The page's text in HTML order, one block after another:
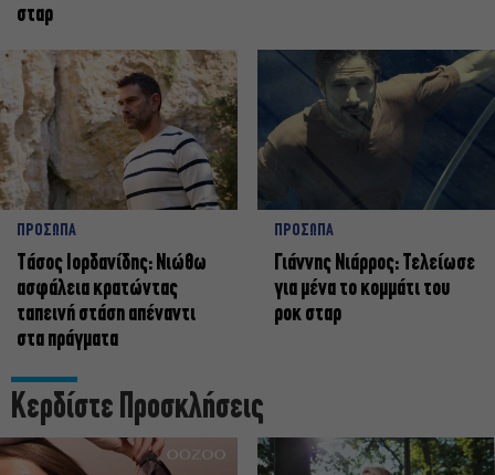
σταρ
ΠΡΟΣΩΠΑ
Tάσος Ιορδανίδης: Νιώθω
ασφάλεια κρατώντας
ταπεινή στάση απέναντι
στα πράγματα
ΠΡΟΣΩΠΑ
Γιάννης Νιάρρος: Τελείωσε
για μένα το κομμάτι του
ροκ σταρ
Κερδίστε Προσκλήσεις